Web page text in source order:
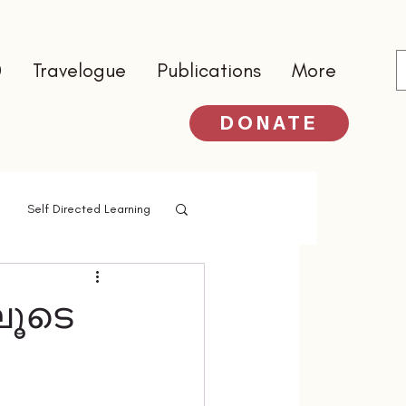
Travelogue Publications More
DONATE
Self Directed Learning